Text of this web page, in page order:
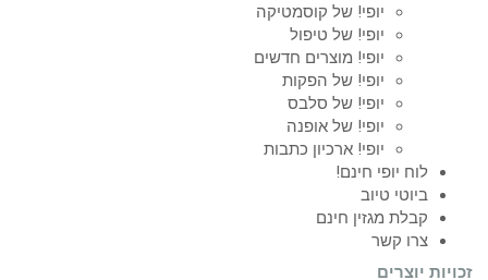
יופי! של קוסמטיקה
יופי! של טיפול
יופי! מוצרים חדשים
יופי! של הפקות
יופי! של סלבס
יופי! של אופנה
יופי! ארכיון כתבות
לוח יופי חינם!
ביוטי טיוב
קבלת מגזין חינם
צרו קשר
זכויות יוצרים